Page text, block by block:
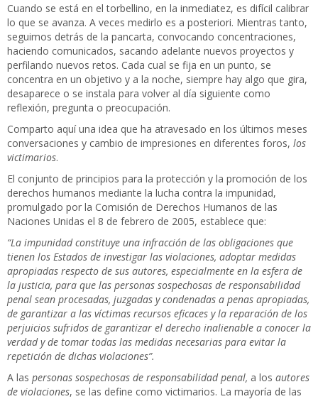
Cuando se está en el torbellino, en la inmediatez, es difícil calibrar
lo que se avanza. A veces medirlo es a posteriori. Mientras tanto,
seguimos detrás de la pancarta, convocando concentraciones,
haciendo comunicados, sacando adelante nuevos proyectos y
perfilando nuevos retos. Cada cual se fija en un punto, se
concentra en un objetivo y a la noche, siempre hay algo que gira,
desaparece o se instala para volver al día siguiente como
reflexión, pregunta o preocupación.
Comparto aquí una idea que ha atravesado en los últimos meses
conversaciones y cambio de impresiones en diferentes foros, los
victimarios.
El conjunto de principios para la protección y la promoción de los
derechos humanos mediante la lucha contra la impunidad,
promulgado por la Comisión de Derechos Humanos de las
Naciones Unidas el 8 de febrero de 2005, establece que:
“La impunidad constituye una infracción de las obligaciones que
tienen los Estados de investigar las violaciones, adoptar medidas
apropiadas respecto de sus autores, especialmente en la esfera de
la justicia, para que las personas sospechosas de responsabilidad
penal sean procesadas, juzgadas y condenadas a penas apropiadas,
de garantizar a las víctimas recursos eficaces y la reparación de los
perjuicios sufridos de garantizar el derecho inalienable a conocer la
verdad y de tomar todas las medidas necesarias para evitar la
repetición de dichas violaciones”.
A las personas sospechosas de responsabilidad penal, a los autores
de violaciones, se las define como victimarios. La mayoría de las